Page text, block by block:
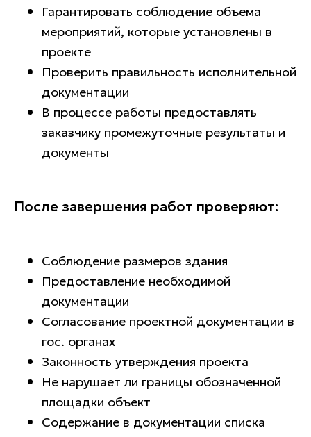
Гарантировать соблюдение объема
мероприятий, которые установлены в
проекте
Проверить правильность исполнительной
документации
В процессе работы предоставлять
заказчику промежуточные результаты и
документы
После завершения работ проверяют:
Соблюдение размеров здания
Предоставление необходимой
документации
Согласование проектной документации в
гос. органах
Законность утверждения проекта
Не нарушает ли границы обозначенной
площадки объект
Содержание в документации списка
Несколько причин, почему стоит
выбрать именно наш
испытательный центр
ПОЧЕМУ ВЫБИРАЮТ
НАС?